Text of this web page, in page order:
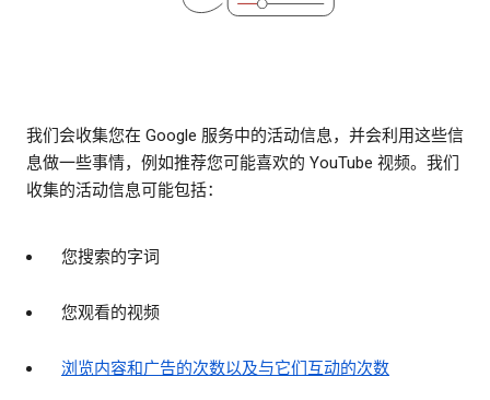
我们会收集您在 Google 服务中的活动信息，并会利用这些信
息做一些事情，例如推荐您可能喜欢的 YouTube 视频。我们
收集的活动信息可能包括：
您搜索的字词
您观看的视频
浏览内容和广告的次数以及与它们互动的次数